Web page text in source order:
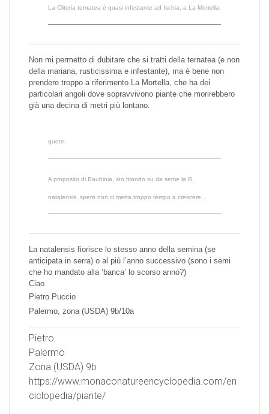
La Clitoria ternatea è quasi infestante ad Ischia, a La Mortella,
Non mi permetto di dubitare che si tratti della ternatea (e non
della mariana, rusticissima e infestante), ma è bene non
prendere troppo a riferimento La Mortella, che ha dei
particolari angoli dove sopravvivono piante che morirebbero
già una decina di metri più lontano.
quote:
A proposito di Bauhinia, sto tirando su da seme la B.
natalensis, spero non ci metta troppo tempo a crescere…
La natalensis fiorisce lo stesso anno della semina (se
anticipata in serra) o al più l’anno successivo (sono i semi
che ho mandato alla ‘banca’ lo scorso anno?)
Ciao
Pietro Puccio
Palermo, zona (USDA) 9b/10a
Pietro
Palermo
Zona (USDA) 9b
https://www.monaconatureencyclopedia.com/en
ciclopedia/piante/